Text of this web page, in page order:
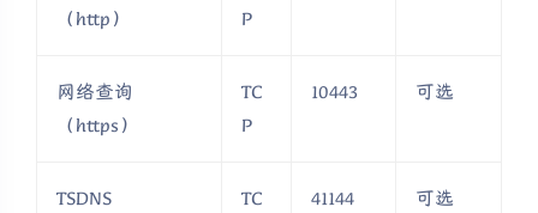
（http）
P
网络查询
（https）
TC
P
10443 可选
TSDNS
TC
41144 可选